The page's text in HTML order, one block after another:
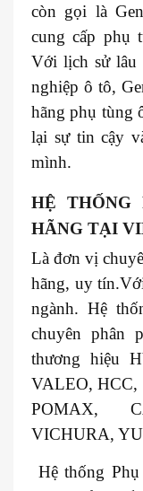
còn gọi là
cung cấp phụ
Với lịch sử lâu
nghiệp ô tô,
hãng phụ tùng
lại sự tin cậy
mình.
HỆ THỐNG
HÃNG TẠI
Là đơn vị
hãng, uy
ngành. Hệ
chuyên phân
thương hiệu
VALEO,
POMAX,
VICHURA,
Hệ thống